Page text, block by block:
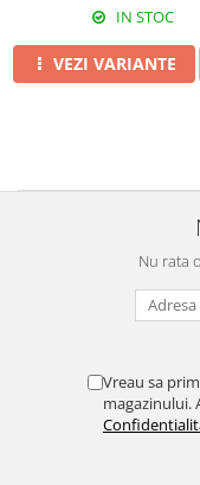
IN STOC
VEZI VARIANTE
Nu rata
Vreau sa
magazinului.